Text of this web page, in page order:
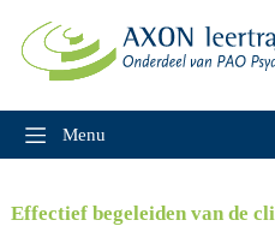
content
Menu
Effectief begeleiden van de